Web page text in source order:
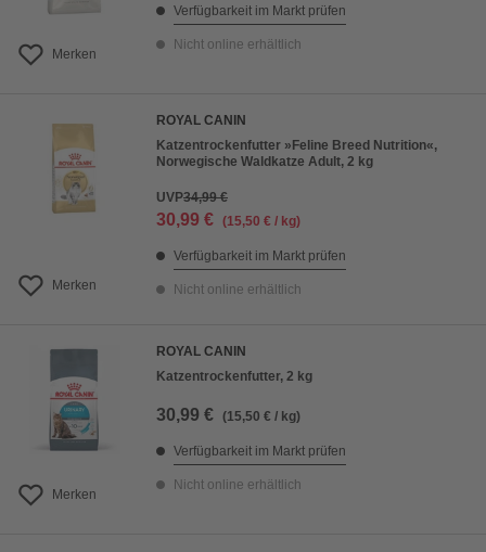
Merken
Verfügbarkeit im Markt prüfen
Nicht online erhältlich
Merken
ROYAL CANIN
Katzentrockenfutter »Feline Breed Nutrition«,
Norwegische Waldkatze Adult, 2 kg
UVP34,99 €
30,99 € (15,50 € / kg)
Verfügbarkeit im Markt prüfen
Nicht online erhältlich
Merken
ROYAL CANIN
Katzentrockenfutter, 2 kg
30,99 € (15,50 € / kg)
Verfügbarkeit im Markt prüfen
Nicht online erhältlich